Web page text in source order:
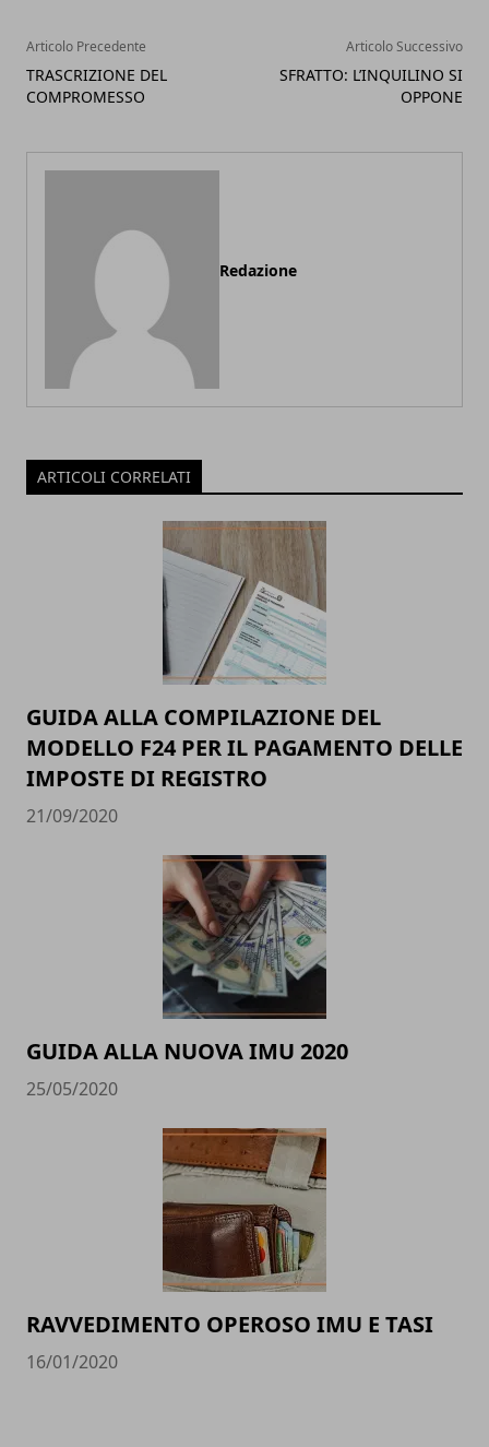
Articolo Precedente
TRASCRIZIONE DEL
COMPROMESSO
Articolo Successivo
SFRATTO: L’INQUILINO SI
OPPONE
Redazione
ARTICOLI CORRELATI
GUIDA ALLA COMPILAZIONE DEL
MODELLO F24 PER IL PAGAMENTO DELLE
IMPOSTE DI REGISTRO
21/09/2020
GUIDA ALLA NUOVA IMU 2020
25/05/2020
RAVVEDIMENTO OPEROSO IMU E TASI
16/01/2020